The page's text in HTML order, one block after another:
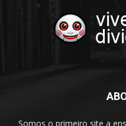
Somos o primeiro site a